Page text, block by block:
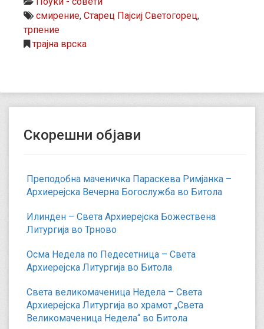
смирение, Старец Пајсиј Светогорец,
трпение
трајна врска
Скорешни објави
Преподобна маченичка Параскева Римјанка –
Архиерејска Вечерна Богослужба во Битола
Илинден – Света Архиерејска Божествена
Литургија во Трново
Осма Недела по Педесетница – Света
Архиерејска Литургија во Битола
Света великомаченица Недела – Света
Архиерејска Литургија во храмот „Света
Великомаченица Недела“ во Битола